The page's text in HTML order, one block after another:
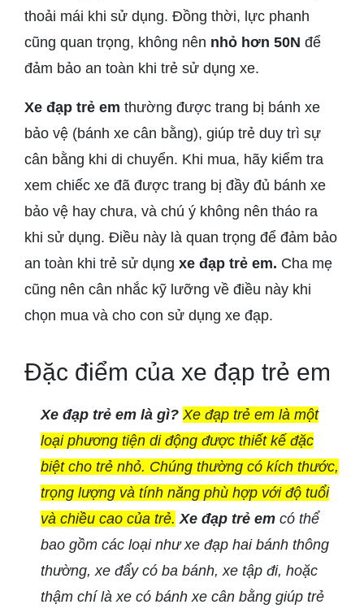
thoải mái khi sử dụng. Đồng thời, lực phanh
cũng quan trọng, không nên nhỏ hơn 50N để
đảm bảo an toàn khi trẻ sử dụng xe.
Xe đạp trẻ em thường được trang bị bánh xe
bảo vệ (bánh xe cân bằng), giúp trẻ duy trì sự
cân bằng khi di chuyển. Khi mua, hãy kiểm tra
xem chiếc xe đã được trang bị đầy đủ bánh xe
bảo vệ hay chưa, và chú ý không nên tháo ra
khi sử dụng. Điều này là quan trọng để đảm bảo
an toàn khi trẻ sử dụng xe đạp trẻ em. Cha mẹ
cũng nên cân nhắc kỹ lưỡng về điều này khi
chọn mua và cho con sử dụng xe đạp.
Đặc điểm của xe đạp trẻ em
Xe đạp trẻ em là gì? Xe đạp trẻ em là một
loại phương tiện di động được thiết kế đặc
biệt cho trẻ nhỏ. Chúng thường có kích thước,
trọng lượng và tính năng phù hợp với độ tuổi
và chiều cao của trẻ. Xe đạp trẻ em có thể
bao gồm các loại như xe đạp hai bánh thông
thường, xe đẩy có ba bánh, xe tập đi, hoặc
thậm chí là xe có bánh xe cân bằng giúp trẻ